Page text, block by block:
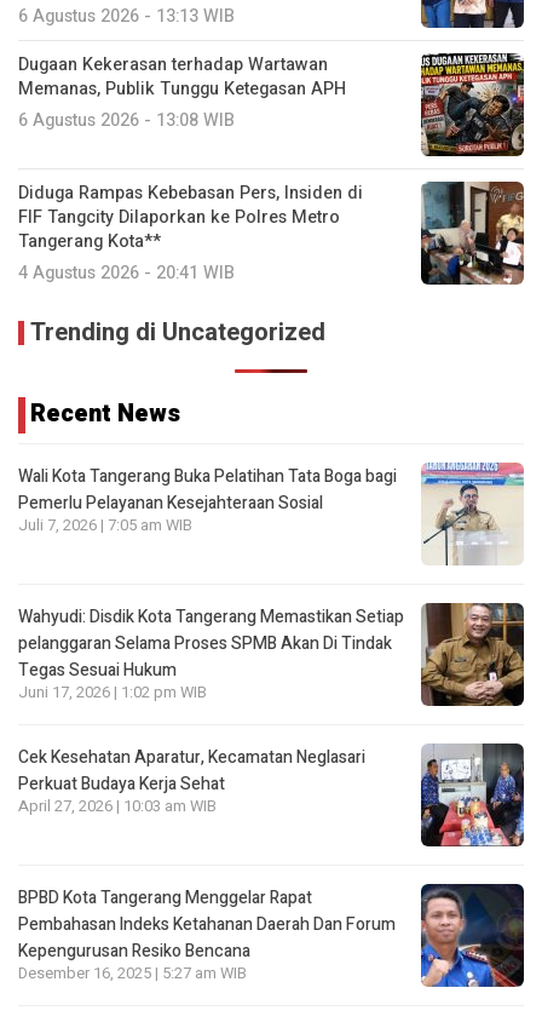
6 Agustus 2026 - 13:13 WIB
Dugaan Kekerasan terhadap Wartawan
Memanas, Publik Tunggu Ketegasan APH
6 Agustus 2026 - 13:08 WIB
Diduga Rampas Kebebasan Pers, Insiden di
FIF Tangcity Dilaporkan ke Polres Metro
Tangerang Kota**
4 Agustus 2026 - 20:41 WIB
Trending di Uncategorized
Recent News
Wali Kota Tangerang Buka Pelatihan Tata Boga bagi
Pemerlu Pelayanan Kesejahteraan Sosial
Juli 7, 2026 | 7:05 am WIB
Wahyudi: Disdik Kota Tangerang Memastikan Setiap
pelanggaran Selama Proses SPMB Akan Di Tindak
Tegas Sesuai Hukum
Juni 17, 2026 | 1:02 pm WIB
Cek Kesehatan Aparatur, Kecamatan Neglasari
Perkuat Budaya Kerja Sehat
April 27, 2026 | 10:03 am WIB
BPBD Kota Tangerang Menggelar Rapat
Pembahasan lndeks Ketahanan Daerah Dan Forum
Kepengurusan Resiko Bencana
Desember 16, 2025 | 5:27 am WIB